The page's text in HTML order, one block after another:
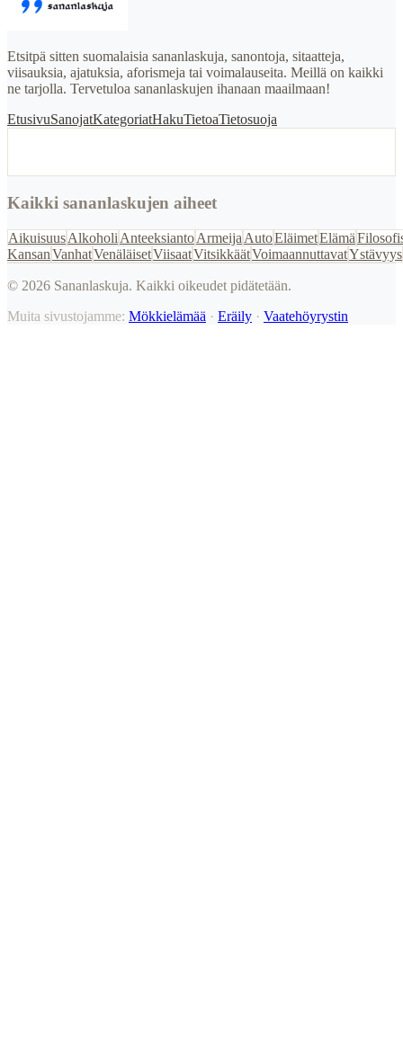
Etsitpä sitten suomalaisia sananlaskuja, sanontoja, sitaatteja,
viisauksia, ajatuksia, aforismeja tai voimalauseita. Meillä on kaikki
ne tarjolla. Tervetuloa sananlaskujen ihanaan maailmaan!
EtusivuSanojatKategoriatHakuTietoaTietosuoja
Kaikki sananlaskujen aiheet
AikuisuusAlkoholi AnteeksiantoArmeija AutoEläimetElämä
KansanVanhatVenäläisetViisaatVitsikkäätVoimaannuttavatYstävyys
© 2026 Sananlaskuja. Kaikki oikeudet pidätetään.
Muita sivustojamme: Mökkielämää · Eräily · Vaatehöyrystin